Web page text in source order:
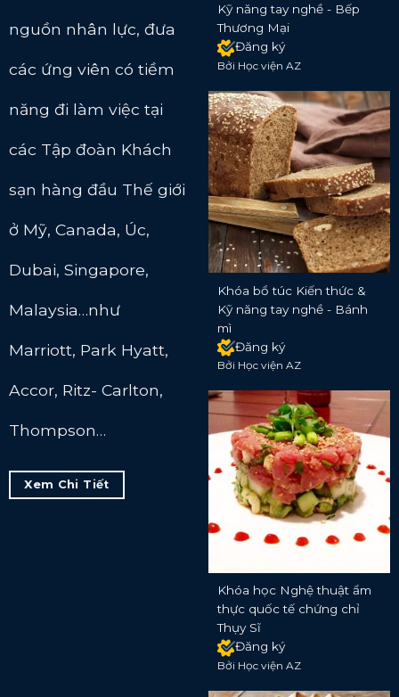
nguồn nhân lực, đưa
các ứng viên có tiềm
năng đi làm việc tại
các Tập đoàn Khách
sạn hàng đầu Thế giới
ở Mỹ, Canada, Úc,
Dubai, Singapore,
Malaysia…như
Marriott, Park Hyatt,
Accor, Ritz- Carlton,
Thompson…
Xem Chi Tiết
Kỹ năng tay nghề - Bếp
Thương Mại
Đăng ký
Bởi Học viện AZ
Khóa bổ túc Kiến thức &
Kỹ năng tay nghề - Bánh
mì
Đăng ký
Bởi Học viện AZ
Khóa học Nghệ thuật ẩm
thực quốc tế chứng chỉ
Thụy Sĩ
Đăng ký
Bởi Học viện AZ